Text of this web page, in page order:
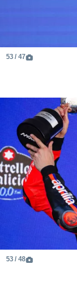
47 / 53
48 / 53